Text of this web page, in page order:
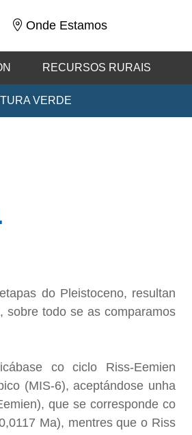
Onde Estamos
RECURSOS RURAIS
VERDE
do Pleistoceno, resultan
sobre todo se as comparamos
co ciclo Riss-Eemien
(MIS-6), aceptándose unha
que se corresponde co
Ma), mentres que o Riss